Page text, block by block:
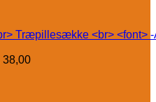
38,00